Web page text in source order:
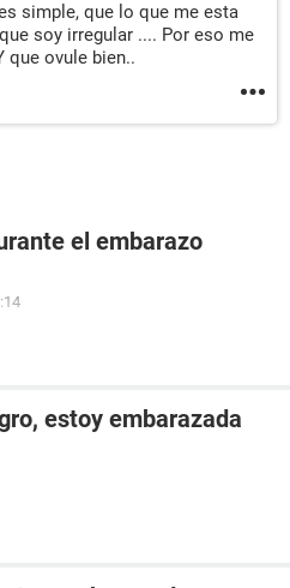
simple, que lo que me esta
soy irregular .... Por eso me
que ovule bien..
el embarazo
estoy embarazada